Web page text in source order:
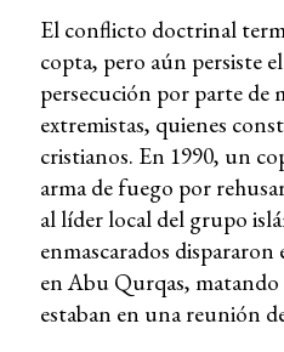
El conflicto doctrinal
copta, pero aún persiste
persecución por parte de
extremistas, quienes
cristianos. En 1990, un
arma de fuego por
al líder local del grupo
enmascarados dispararon
en Abu Qurqas, matando
estaban en una reunión